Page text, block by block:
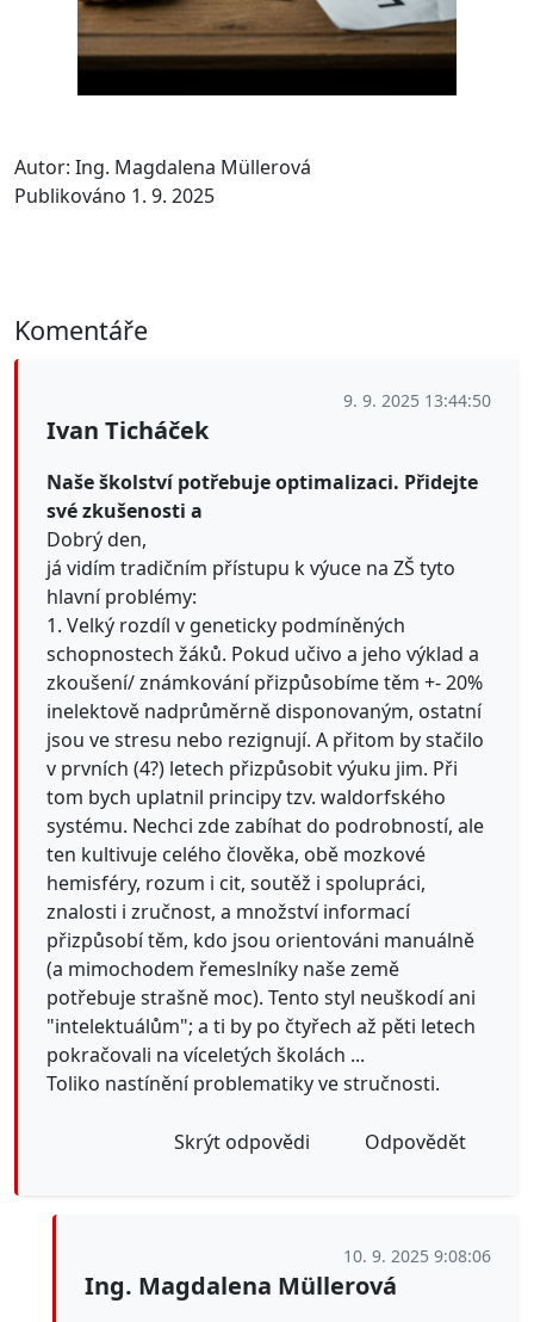
Autor: Ing. Magdalena Müllerová
Publikováno 1. 9. 2025
Komentáře
9. 9. 2025 13:44:50
Ivan Ticháček
Naše školství potřebuje optimalizaci. Přidejte
své zkušenosti a
Dobrý den,
já vidím tradičním přístupu k výuce na ZŠ tyto
hlavní problémy:
1. Velký rozdíl v geneticky podmíněných
schopnostech žáků. Pokud učivo a jeho výklad a
zkoušení/ známkování přizpůsobíme těm +- 20%
inelektově nadprůměrně disponovaným, ostatní
jsou ve stresu nebo rezignují. A přitom by stačilo
v prvních (4?) letech přizpůsobit výuku jim. Při
tom bych uplatnil principy tzv. waldorfského
systému. Nechci zde zabíhat do podrobností, ale
ten kultivuje celého člověka, obě mozkové
hemisféry, rozum i cit, soutěž i spolupráci,
znalosti i zručnost, a množství informací
přizpůsobí těm, kdo jsou orientováni manuálně
(a mimochodem řemeslníky naše země
potřebuje strašně moc). Tento styl neuškodí ani
"intelektuálům"; a ti by po čtyřech až pěti letech
pokračovali na víceletých školách ...
Toliko nastínění problematiky ve stručnosti.
Skrýt odpovědi Odpovědět
10. 9. 2025 9:08:06
Ing. Magdalena Müllerová